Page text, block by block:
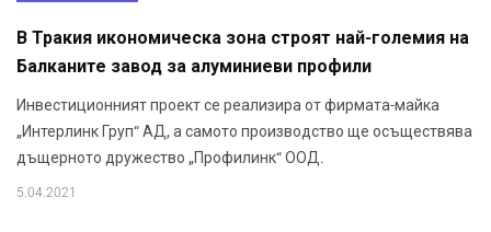
В Тракия икономическа зона строят най-големия на
Балканите завод за алуминиеви профили
Инвестиционният проект се реализира от фирмата-майка
„Интерлинк Груп“ АД, а самото производство ще осъществява
дъщерното дружество „Профилинк“ ООД.
5.04.2021